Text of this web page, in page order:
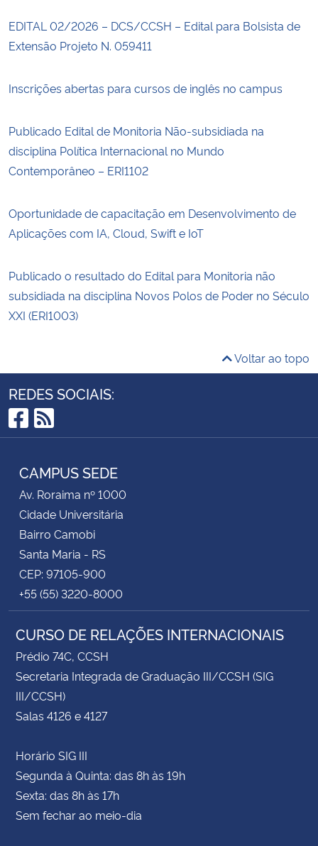
EDITAL 02/2026 – DCS/CCSH – Edital para Bolsista de
Extensão Projeto N. 059411
Inscrições abertas para cursos de inglês no campus
Publicado Edital de Monitoria Não-subsidiada na
disciplina Política Internacional no Mundo
Contemporâneo – ERI1102
Oportunidade de capacitação em Desenvolvimento de
Aplicações com IA, Cloud, Swift e IoT
Publicado o resultado do Edital para Monitoria não
subsidiada na disciplina Novos Polos de Poder no Século
XXI (ERI1003)
Voltar ao topo
REDES SOCIAIS:
Facebook
RSS
CAMPUS SEDE
Av. Roraima nº 1000
Cidade Universitária
Bairro Camobi
Santa Maria - RS
CEP: 97105-900
+55 (55) 3220-8000
CURSO DE RELAÇÕES INTERNACIONAIS
Prédio 74C, CCSH
Secretaria Integrada de Graduação III/CCSH (SIG
III/CCSH)
Salas 4126 e 4127
Horário SIG III
Segunda à Quinta: das 8h às 19h
Sexta: das 8h às 17h
Sem fechar ao meio-dia